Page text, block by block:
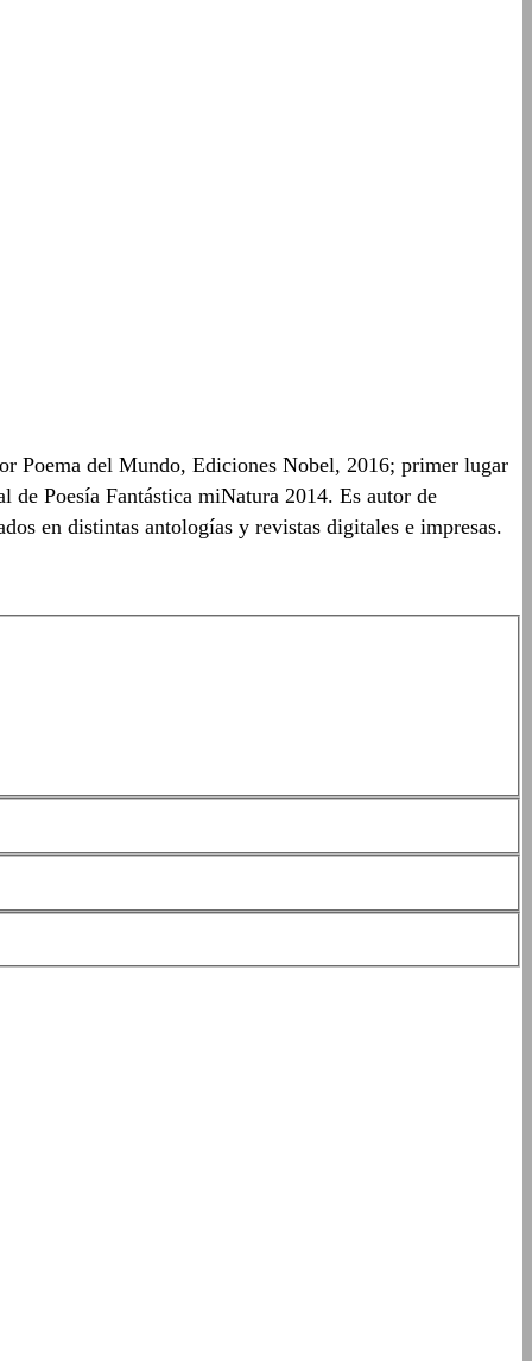
Poema del Mundo, Ediciones Nobel, 2016; primer lugar
Poesía Fantástica miNatura 2014. Es autor de
en distintas antologías y revistas digitales e impresas.